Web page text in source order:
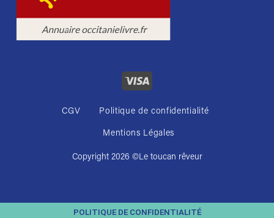
CGV Politique de confidentialité
Mentions Légales
Copyright 2026 ©Le toucan rêveur
POLITIQUE DE CONFIDENTIALITÉ